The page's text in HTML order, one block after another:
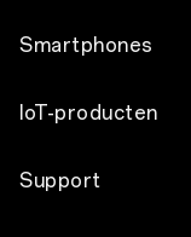
Smartphones
OPPO Find X9 Ultra
OPPO Find X9
IoT-producten
OPPO Pad 5
Support